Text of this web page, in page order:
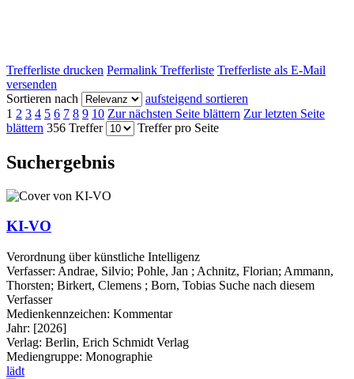
Trefferliste drucken Permalink Trefferliste Trefferliste als E-Mail
versenden
Sortieren nach
aufsteigend sortieren
1 2 3 4 5 6 7 8 9 10 Zur nächsten Seite blättern Zur letzten Seite
blättern 356 Treffer Treffer pro Seite
Suchergebnis
KI-VO
Verordnung über künstliche Intelligenz
Verfasser: Andrae, Silvio; Pohle, Jan ; Achnitz, Florian; Ammann,
Thorsten; Birkert, Clemens ; Born, Tobias Suche nach diesem
Verfasser
Medienkennzeichen: Kommentar
Jahr: [2026]
Verlag: Berlin, Erich Schmidt Verlag
Mediengruppe: Monographie
lädt